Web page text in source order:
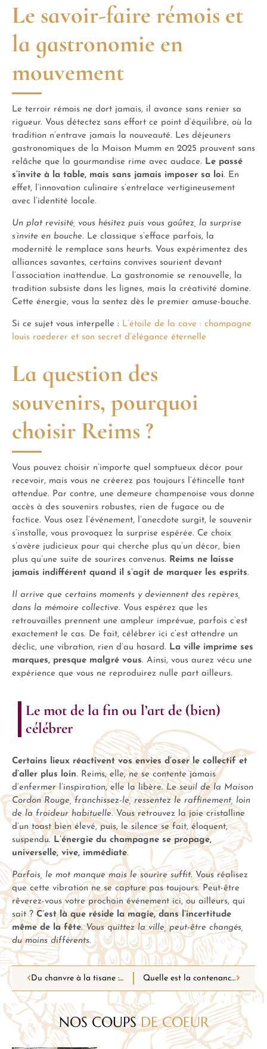
Le savoir-faire rémois et
la gastronomie en
mouvement
Le terroir rémois ne dort jamais, il avance sans renier sa
rigueur. Vous détectez sans effort ce point d’équilibre, où la
tradition n’entrave jamais la nouveauté. Les déjeuners
gastronomiques de la Maison Mumm en 2025 prouvent sans
relâche que la gourmandise rime avec audace. Le passé
s’invite à la table, mais sans jamais imposer sa loi. En
effet, l’innovation culinaire s’entrelace vertigineusement
avec l’identité locale.
Un plat revisité, vous hésitez puis vous goûtez, la surprise
s’invite en bouche. Le classique s’efface parfois, la
modernité le remplace sans heurts. Vous expérimentez des
alliances savantes, certains convives sourient devant
l’association inattendue. La gastronomie se renouvelle, la
tradition subsiste dans les lignes, mais la créativité domine.
Cette énergie, vous la sentez dès le premier amuse-bouche.
Si ce sujet vous interpelle : L’étoile de la cave : champagne
louis roederer et son secret d’élégance éternelle
La question des
souvenirs, pourquoi
choisir Reims ?
Vous pouvez choisir n’importe quel somptueux décor pour
recevoir, mais vous ne créerez pas toujours l’étincelle tant
attendue. Par contre, une demeure champenoise vous donne
accès à des souvenirs robustes, rien de fugace ou de
factice. Vous osez l’événement, l’anecdote surgit, le souvenir
s’installe, vous provoquez la surprise espérée. Ce choix
s’avère judicieux pour qui cherche plus qu’un décor, bien
plus qu’une suite de sourires convenus. Reims ne laisse
jamais indifférent quand il s’agit de marquer les esprits.
Il arrive que certains moments y deviennent des repères,
dans la mémoire collective. Vous espérez que les
retrouvailles prennent une ampleur imprévue, parfois c’est
exactement le cas. De fait, célébrer ici c’est attendre un
déclic, une vibration, rien d’au hasard. La ville imprime ses
marques, presque malgré vous. Ainsi, vous aurez vécu une
expérience que vous ne reproduirez nulle part ailleurs.
Le mot de la fin ou l’art de (bien)
célébrer
Certains lieux réactivent vos envies d’oser le collectif et
d’aller plus loin. Reims, elle, ne se contente jamais
d’enfermer l’inspiration, elle la libère.Le seuil de la Maison
Cordon Rouge, franchissez-le, ressentez le raffinement, loin
de la froideur habituelle. Vous retrouvez la joie cristalline
d’un toast bien élevé, puis, le silence se fait, éloquent,
suspendu. L’énergie du champagne se propage,
universelle, vive, immédiate.
Parfois, le mot manque mais le sourire suffit. Vous réalisez
que cette vibration ne se capture pas toujours. Peut-être
rêverez-vous votre prochain événement ici, ou ailleurs, qui
sait ?C’est là que réside la magie, dans l’incertitude
même de la fête.Vous quittez la ville, peut-être changés,
du moins différents.
Du chanvre à la tisane : quels sont les bienfaits du CBD au quotidien ? Quelle est la contenance d’une bouteille de vin Nabuchodonosor ?
NOS COUPSDE COEUR